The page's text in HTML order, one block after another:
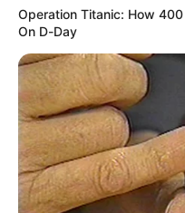
Operation Titanic: How
On D-Day